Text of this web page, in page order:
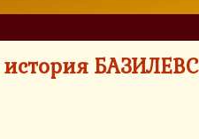
история БАЗИЛЕВС